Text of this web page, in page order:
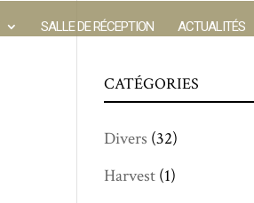
SALLE DE RÉCEPTION ACTUALITÉS
CATÉGORIES
Divers (32)
Harvest (1)